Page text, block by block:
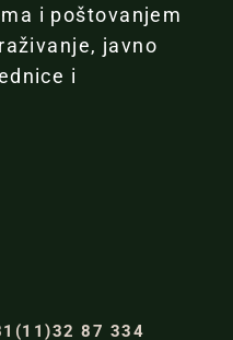
i poštovanjem
javno
i
87 334